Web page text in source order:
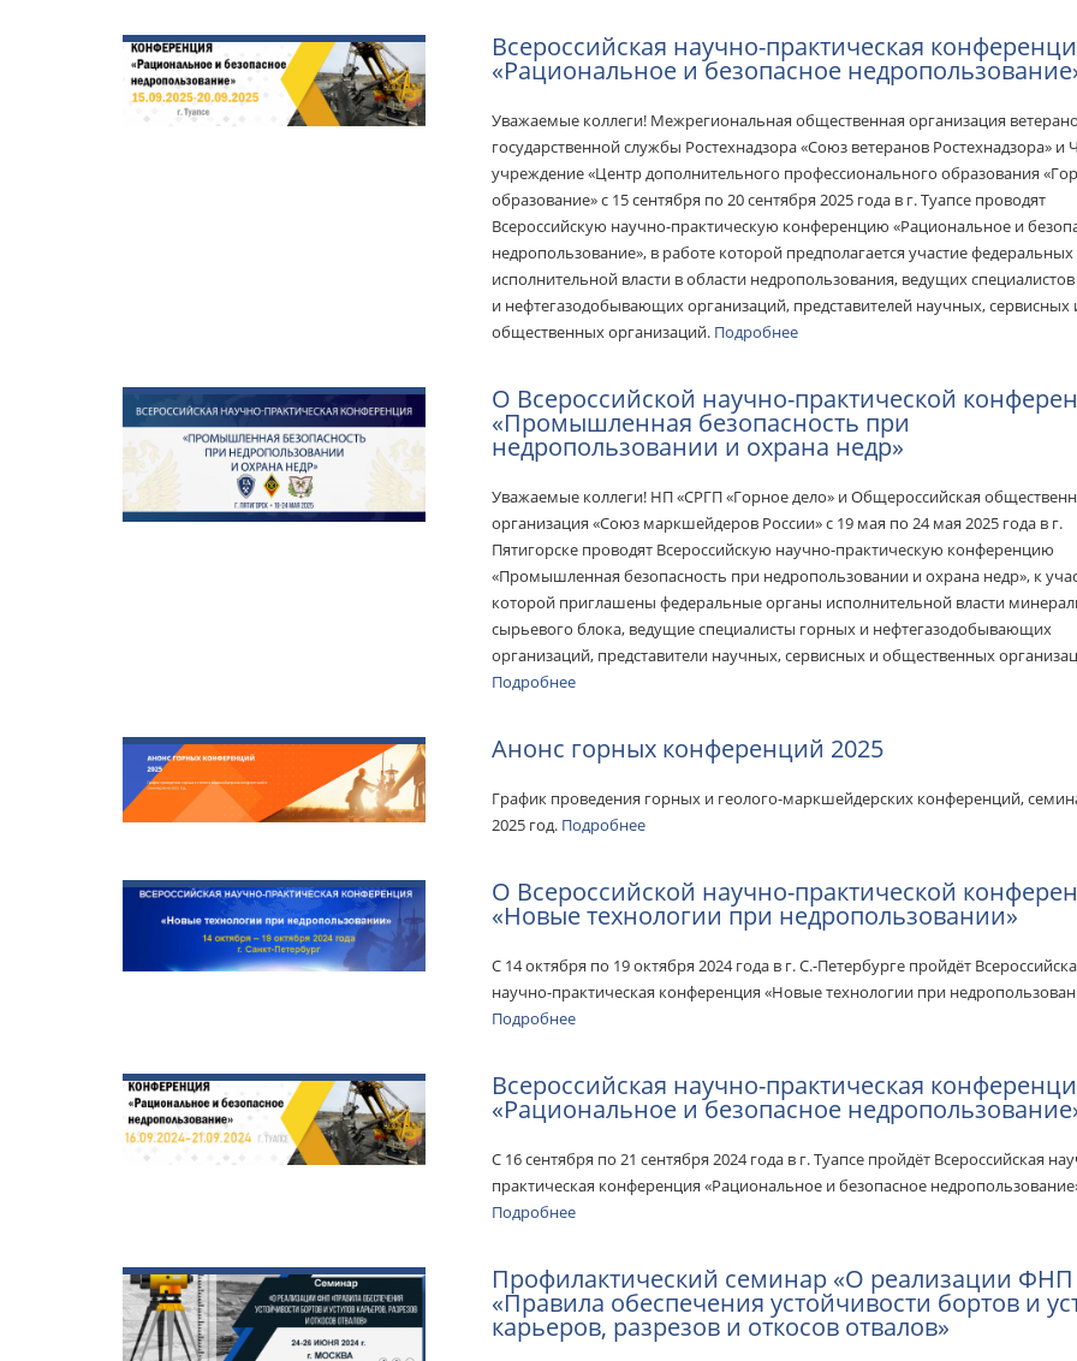
Всероссийская научно-практическая
«Рациональное и безопасное
Уважаемые коллеги! Межрегиональная общественная организация
государственной службы Ростехнадзора «Союз ветеранов Ростехнадзора» и
учреждение «Центр дополнительного профессионального образования
образование» с 15 сентября по 20 сентября 2025 года в г. Туапсе проводят
Всероссийскую научно-практическую конференцию «Рациональное и
недропользование», в работе которой предполагается участие
исполнительной власти в области недропользования, ведущих
и нефтегазодобывающих организаций, представителей научных, сервисных
общественных организаций. Подробнее
О Всероссийской научно-практической
«Промышленная безопасность при
недропользовании и охрана недр»
Уважаемые коллеги! НП «СРГП «Горное дело» и Общероссийская
организация «Союз маркшейдеров России» с 19 мая по 24 мая 2025 года в г.
Пятигорске проводят Всероссийскую научно-практическую конференцию
«Промышленная безопасность при недропользовании и охрана недр», к
которой приглашены федеральные органы исполнительной власти
сырьевого блока, ведущие специалисты горных и нефтегазодобывающих
организаций, представители научных, сервисных и общественных
Подробнее
Анонс горных конференций 2025
График проведения горных и геолого-маркшейдерских конференций,
2025 год. Подробнее
О Всероссийской научно-практической
«Новые технологии при недропользовании»
С 14 октября по 19 октября 2024 года в г. С.-Петербурге пройдёт
научно-практическая конференция «Новые технологии при
Подробнее
Всероссийская научно-практическая
«Рациональное и безопасное
С 16 сентября по 21 сентября 2024 года в г. Туапсе пройдёт Всероссийская
практическая конференция «Рациональное и безопасное
Подробнее
Профилактический семинар «О реализации ФНП
«Правила обеспечения устойчивости бортов и
карьеров, разрезов и откосов отвалов»